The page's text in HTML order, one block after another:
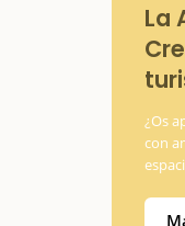
La
¿Os
con